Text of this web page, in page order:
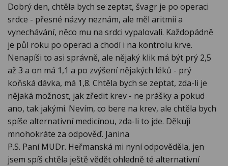
Dobrý den, chtěla bych se zeptat, švagr je po operaci
srdce - přesné názvy neznám, ale měl aritmii a
vynechávání, něco mu na srdci vypalovali. Každopádně
je půl roku po operaci a chodí i na kontrolu krve.
Nenapíši to asi správně, ale nějaký klik má být prý 2,5
až 3 a on má 1,1 a po zvýšení nějakých léků - prý
koňská dávka, má 1,8. Chtěla bych se zeptat, zda-li je
nějaká možnost, jak zředit krev - ne prášky a pokud
ano, tak jakými. Nevím, co bere na krev, ale chtěla bych
spíše alternativní medicínou, zda-li to jde. Děkuji
mnohokráte za odpověď. Janina
P.S. Paní MUDr. Heřmanská mi nyní odpověděla, jen
jsem spíš chtěla ještě vědět ohledně té alternativní